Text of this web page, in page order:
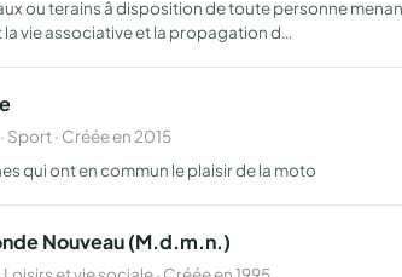
ou terains â disposition de toute personne
vie associative et la propagation d…
Sport · Créée en 2015
qui ont en commun le plaisir de la moto
Nouveau (M.d.m.n.)